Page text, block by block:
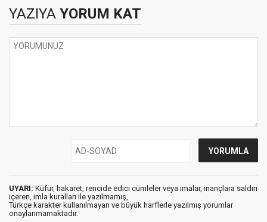
YAZIYA YORUM KAT
UYARI: Küfür, hakaret, rencide edici cümleler veya imalar, inançlara saldırı
içeren, imla kuralları ile yazılmamış,
Türkçe karakter kullanılmayan ve büyük harflerle yazılmış yorumlar
onaylanmamaktadır.